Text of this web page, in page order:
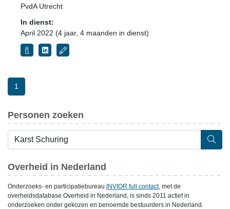
PvdA Utrecht
In dienst:
April 2022 (4 jaar, 4 maanden in dienst)
1
Personen zoeken
Overheid in Nederland
Onderzoeks- en participatiebureau INVIOR full contact, met de
overheidsdatabase Overheid in Nederland, is sinds 2011 actief in
onderzoeken onder gekozen en benoemde bestuurders in Nederland.